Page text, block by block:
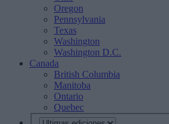
Oregon
Pennsylvania
Texas
Washington
Washington D.C.
Canada
British Columbia
Manitoba
Ontario
Quebec